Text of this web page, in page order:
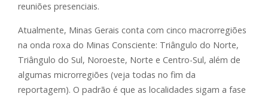
reuniões presenciais.
Atualmente, Minas Gerais conta com cinco macrorregiões
na onda roxa do Minas Consciente: Triângulo do Norte,
Triângulo do Sul, Noroeste, Norte e Centro-Sul, além de
algumas microrregiões (veja todas no fim da
reportagem). O padrão é que as localidades sigam a fase